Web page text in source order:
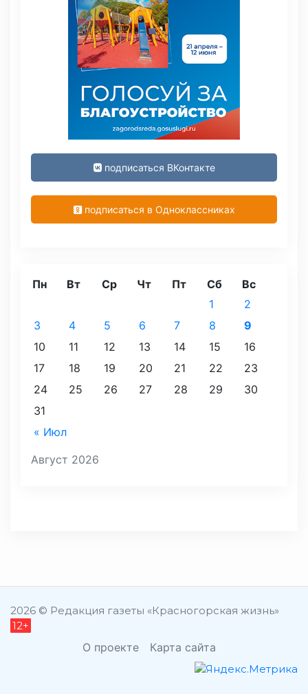
подписаться ВКонтакте
подписаться в Одноклассниках
Август 2026
Пн Вт Ср Чт Пт Сб Вс
« Июл
1
2
3
4 5 6 7 8
9
10
11 12 13 14 15
16
17
18 19 20 21 22
23
24
25 26 27 28 29
30
31
2026 © Редакция газеты «Красногорская жизнь»
12+
О проекте Карта сайта